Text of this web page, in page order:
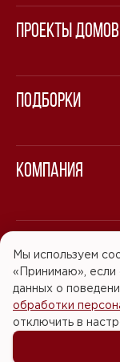
Проекты домов
Подборки
Компания
© 2008 - 2026
Политика
Согласие на
Мы используем
«Принимаю», если
данных о
обработки
отключить в